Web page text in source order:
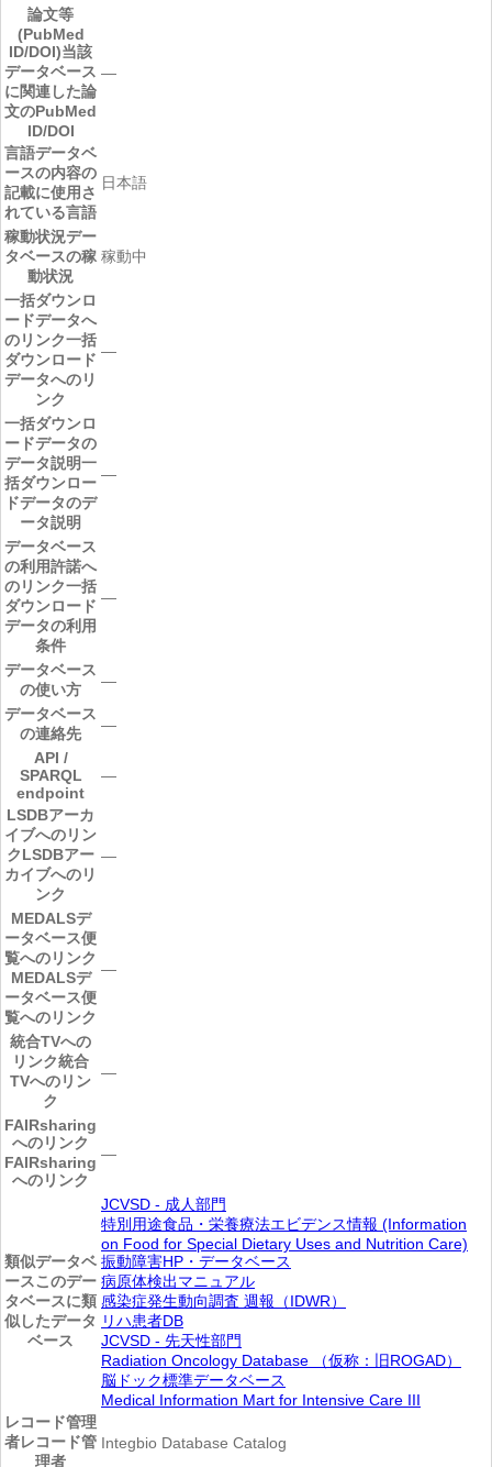
論文等
(PubMed
ID/DOI)当該
データベース
に関連した論
文のPubMed
ID/DOI
―
言語データベ
ースの内容の
記載に使用さ
れている言語
日本語
稼動状況デー
タベースの稼
動状況
稼動中
一括ダウンロ
ードデータへ
のリンク一括
ダウンロード
データへのリ
ンク
―
一括ダウンロ
ードデータの
データ説明一
括ダウンロー
ドデータのデ
ータ説明
―
データベース
の利用許諾へ
のリンク一括
ダウンロード
データの利用
条件
―
データベース
の使い方
―
データベース
の連絡先
―
API /
SPARQL
endpoint
―
LSDBアーカ
イブへのリン
クLSDBアー
カイブへのリ
ンク
―
MEDALSデ
ータベース便
覧へのリンク
MEDALSデ
ータベース便
覧へのリンク
―
統合TVへの
リンク統合
TVへのリン
ク
―
FAIRsharing
へのリンク
FAIRsharing
へのリンク
―
類似データベ
ースこのデー
タベースに類
似したデータ
ベース
JCVSD - 成人部門
特別用途食品・栄養療法エビデンス情報 (Information
on Food for Special Dietary Uses and Nutrition Care)
振動障害HP・データベース
病原体検出マニュアル
感染症発生動向調査 週報（IDWR）
リハ患者DB
JCVSD - 先天性部門
Radiation Oncology Database （仮称：旧ROGAD）
脳ドック標準データベース
Medical Information Mart for Intensive Care III
レコード管理
者レコード管
理者
Integbio Database Catalog